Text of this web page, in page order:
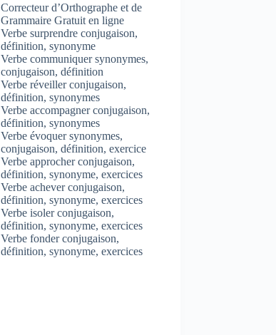
Correcteur d’Orthographe et de
Grammaire Gratuit en ligne
Verbe surprendre conjugaison,
définition, synonyme
Verbe communiquer synonymes,
conjugaison, définition
Verbe réveiller conjugaison,
définition, synonymes
Verbe accompagner conjugaison,
définition, synonymes
Verbe évoquer synonymes,
conjugaison, définition, exercice
Verbe approcher conjugaison,
définition, synonyme, exercices
Verbe achever conjugaison,
définition, synonyme, exercices
Verbe isoler conjugaison,
définition, synonyme, exercices
Verbe fonder conjugaison,
définition, synonyme, exercices